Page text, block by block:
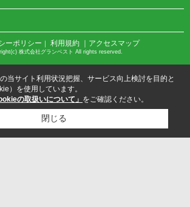
ーポリシー 利用規約 ｜アクセスマップ
株式会社グランベスト All rights reserved.
当サイト利用状況把握、サービス向上検討を目的と
）を使用しています。
の取扱いについて」 をご確認ください。
閉じる